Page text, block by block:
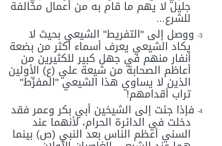
جليل لا يهم ما قام به من أعمال مخالفة
للشرع...
3- ووصل إلى "التفريط" الشيعي بحيث لا
يكاد الشيعي يعرف أسماء أكثر من بضعة
أنفار منهم في جهل كبير للكثيرين من
أعاظم الصحابة من شيعة علي (ع) الأولين
الذين لا يساوي هذا الشيعي "المفرِّط"
تراب أقدامهم!
4- فإذا جئت إلى الشيخين أبي بكر وعمر فقد
دخلت في الدائرة الحرام، لأنهما عند
السني أعظم الناس بعد النبي (ص) بينما